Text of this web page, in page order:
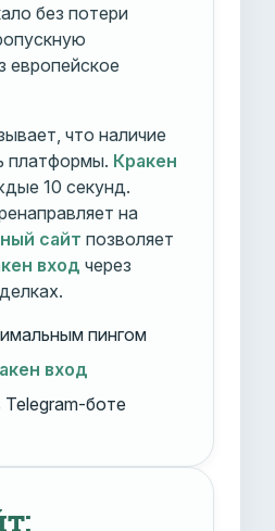
без потери
европейское
что наличие
платформы. Кракен
10 секунд.
на
сайт позволяет
вход через
пингом
вход
Telegram-боте